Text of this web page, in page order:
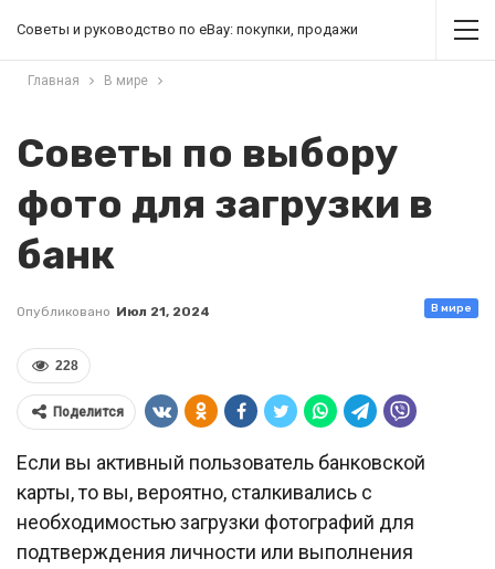
Советы и руководство по eBay: покупки, продажи
Главная В мире
Советы по выбору
фото для загрузки в
банк
В мире
Опубликовано Июл 21, 2024
228
Поделится
Если вы активный пользователь банковской
карты, то вы, вероятно, сталкивались с
необходимостью загрузки фотографий для
подтверждения личности или выполнения